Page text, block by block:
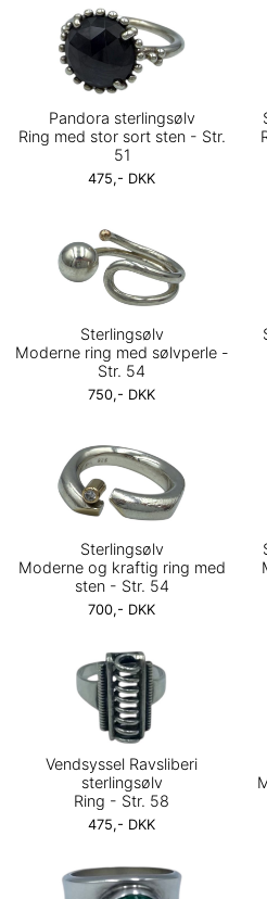
Pandora sterlingsølv
Ring med stor sort sten - Str.
51
475,- DKK
Sterlingsølv
Moderne ring med sølvperle -
Str. 54
750,- DKK
Sterlingsølv
Moderne og kraftig ring med
sten - Str. 54
700,- DKK
Vendsyssel Ravsliberi
sterlingsølv
Ring - Str. 58
475,- DKK